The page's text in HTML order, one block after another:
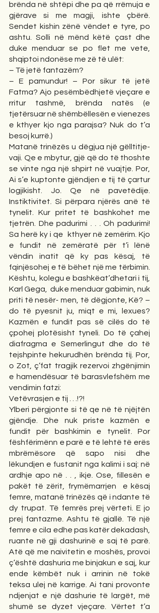
brënda në shtëpi dhe pa që rrëmuja e
gjërave si me magji, ishte çbërë.
Sendet kishin zënë vëndet e tyre, po
ashtu. Solli në mënd këtë çast dhe
duke menduar se po flet me vete,
shqiptoi ndonëse me zë të ulët:
– Të jetë fantazëm?
– E pamundur! – Por sikur të jetë
Fatma? Ajo pesëmbëdhjetë vjeçare e
rritur tashmë, brënda natës (e
tjetërsuar në shëmbëllesën e vienezes
e kthyer kjo nga parajsa? Nuk do t’a
besoj kurrë.)
Matanë trinëzës u dëgjua një gëlltitje-
vaji. Qe e mbytur, gjë që do të thoshte
se vinte nga një shpirt në vuajtje. Por,
Ai s’e kuptonte gjëndjen e tij të çartur
logjikisht. Jo. Qe në pavetëdije.
Instiktivitet. Si përpara njërës anë të
tynelit. Kur pritet të bashkohet me
tjetrën. Dhe padurimi . . . Oh padurimi!
Sa herë ky i qe  kthyer në zemërim. Kjo
e fundit në zemëratë për t’i lënë
vëndin inatit që ky pas kësaj, të
fqinjësohej e të bëhet një me tërbimin.
Kështu, kolegu e bashkëat’dhetari i tij,
Karl Gega,  duke menduar gabimin, nuk
priti të nesër- men, të dëgjonte, Kë? –
do të pyesnit ju, miqt e mi, lexues?
Kazmën e fundit pas së cilës do të
çpohej plotësisht tyneli. Do të çahej
diafragma e Semerlingut dhe do të
tejshpinte hekurudhën brënda tij. Por,
o Zot, ç’fat tragjik rezervoi zhgënjimin
e hamendësuar të barasvlefshëm me
vendimin fatzi:
Vetëvrasjen e tij . . .!?!
Ylberi përgjonte si të qe në të njëjtën
gjëndje. Dhe nuk priste kazmën e
fundit për bashkimin e tynelit. Por
fëshfërimënn e parë e të lehtë të erës
mbrëmësore që sapo nisi dhe
lëkundjen e fustanit nga kalimi i saj: në
ardhje apo në . . , ikje. Ose, fillesën e
pakët të zërit, frymëmarrjen  e kësaj
femre, matanë trinëzës që i ndante të
dy trupat. Të femrës prej vërteti. E jo
prej fantazme. Ashtu të gjallë. Të një
femre e cila edhe pas katër dekadash,
ruante në gji dashurinë e saj të parë.
Atë që me naivitetin e moshës, provoi
ç’është dashuria me binjakun e saj, kur
ende këmbët nuk i arrinin në tokë
teksa ulej në karrige. Ai tani provonte
ndjenjat e një dashurie të largët, më
shumë se dyzet vjeçare. Vërtet t’a